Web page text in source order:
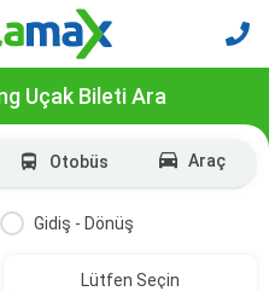
Uçak Bileti Ara
Otobüs Araç
Gidiş - Dönüş
Lütfen Seçin